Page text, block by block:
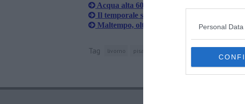
Personal
Acqua alta 60 centimetri, strade e case
Il temporale si abbatte sull'Elba
Maltempo, oltre 109mila fulmini in 12 ore
Tag livorno pisa capraia